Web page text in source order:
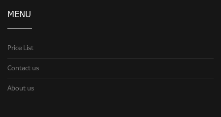
MENU
Price List
Contact us
About us